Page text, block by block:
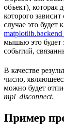
объект), которая
которого
случае это будет
мышью это будет
событий,
В качестве
число,
можно будет
mpl_disconnect.
Пример